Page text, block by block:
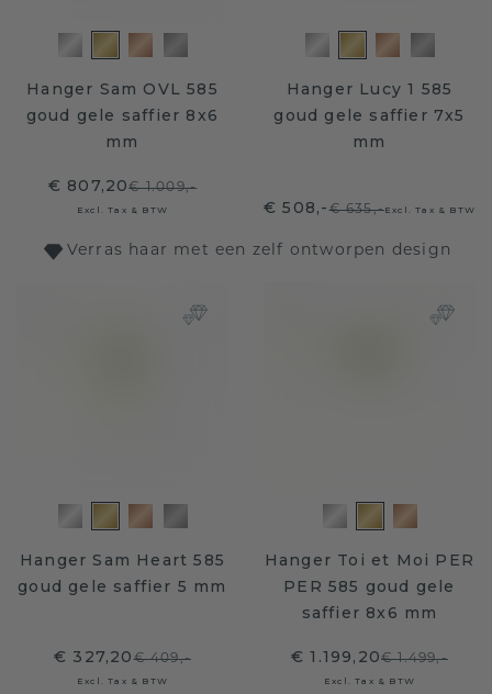
Hanger Sam OVL 585
goud gele saffier 8x6
mm
€ 807,20€ 1.009,-
Excl. Tax & BTW
Hanger Lucy 1 585
goud gele saffier 7x5
mm
€ 508,-€ 635,-Excl. Tax & BTW
Verras haar met een zelf ontworpen design
Hanger Sam Heart 585
goud gele saffier 5 mm
€ 327,20€ 409,-
Excl. Tax & BTW
Hanger Toi et Moi PER
PER 585 goud gele
saffier 8x6 mm
€ 1.199,20€ 1.499,-
Excl. Tax & BTW